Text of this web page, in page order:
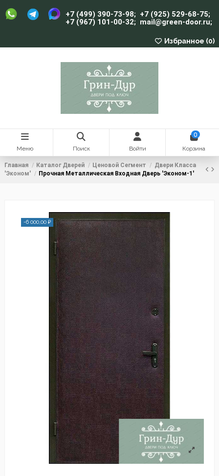
+7 (499) 390-73-98; +7 (925) 529-68-75;
+7 (967) 101-00-32; mail@green-door.ru;
Избранное (0)
Меню Поиск Войти
0
Корзина
Главная Каталог Дверей Ценовой Сегмент
Двери Класса
'Эконом'
Прочная Металлическая Входная Дверь 'Эконом-1'
-6 000,00 ₽